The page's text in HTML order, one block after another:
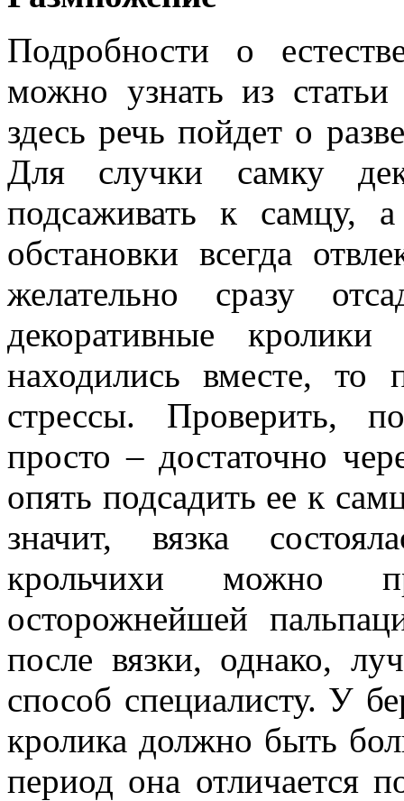
Подробности о
можно узнать из
здесь речь пойдет о
Для случки самку
подсаживать к самцу,
обстановки всегда
желательно сразу
декоративные
находились вместе,
стрессы. Проверить,
просто – достаточно
опять подсадить ее к
значит, вязка
крольчихи можно
осторожнейшей
после вязки, однако,
способ специалисту. У
кролика должно быть
период она отличается